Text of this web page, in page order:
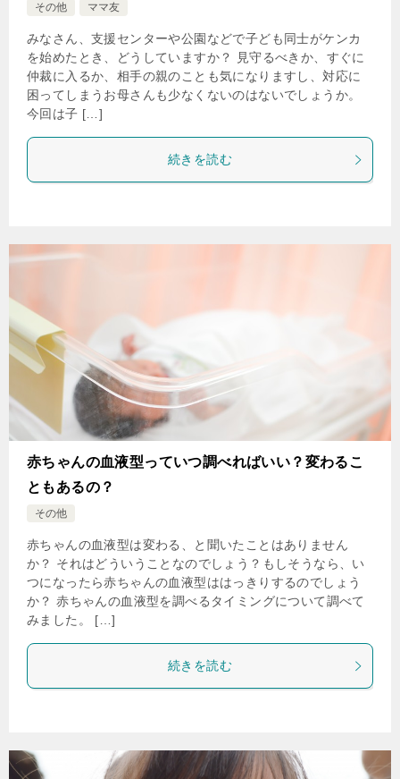
その他 ママ友
みなさん、支援センターや公園などで子ども同士がケンカ
を始めたとき、どうしていますか？ 見守るべきか、すぐに
仲裁に入るか、相手の親のことも気になりますし、対応に
困ってしまうお母さんも少なくないのはないでしょうか。
今回は子 […]
続きを読む
赤ちゃんの血液型っていつ調べればいい？変わるこ
ともあるの？
その他
赤ちゃんの血液型は変わる、と聞いたことはありません
か？ それはどういうことなのでしょう？もしそうなら、い
つになったら赤ちゃんの血液型ははっきりするのでしょう
か？ 赤ちゃんの血液型を調べるタイミングについて調べて
みました。 […]
続きを読む